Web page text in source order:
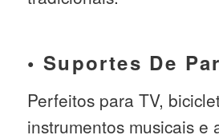
• Suportes De
Perfeitos para TV,
instrumentos musicais e